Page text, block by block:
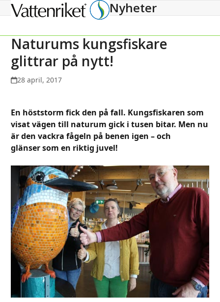
Open
menu
Close
menu
Nyheter
Naturums kungsfiskare
glittrar på nytt!
28 april, 2017
En höststorm fick den på fall. Kungsfiskaren som
visat vägen till naturum gick i tusen bitar. Men nu
är den vackra fågeln på benen igen – och
glänser som en riktig juvel!